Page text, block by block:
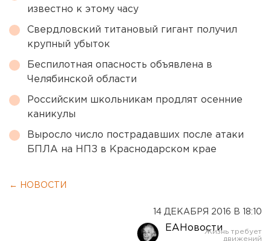
известно к этому часу
Свердловский титановый гигант получил
крупный убыток
Беспилотная опасность объявлена в
Челябинской области
Российским школьникам продлят осенние
каникулы
Выросло число пострадавших после атаки
БПЛА на НПЗ в Краснодарском крае
← НОВОСТИ
14 ДЕКАБРЯ 2016 В 18:10
ЕАНовости